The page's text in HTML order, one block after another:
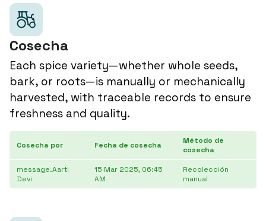
Cosecha
Each spice variety—whether whole seeds,
bark, or roots—is manually or mechanically
harvested, with traceable records to ensure
freshness and quality.
Cosecha por Fecha de cosecha
Método de
cosecha
message.Aarti
Devi
15 Mar 2025, 06:45
AM
Recolección
manual